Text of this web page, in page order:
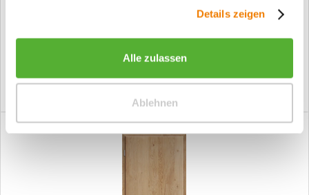
Details zeigen
Alle zulassen
Ablehnen